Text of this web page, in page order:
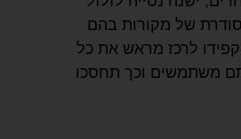
של מקורות בהם
לרכז מראש את כל
משתמשים וכך תחסכו